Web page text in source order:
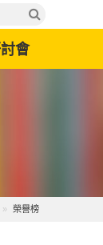
會
榮譽榜